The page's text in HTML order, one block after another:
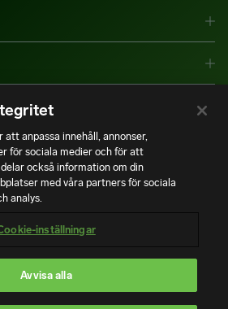
Alla rättigheter förbehålls.
Användning av cookies | Bli medlem
att anpassa innehåll, annonser,
för sociala medier och för att
också information om din
med våra partners för sociala
analys.
inställningar
Avvisa alla